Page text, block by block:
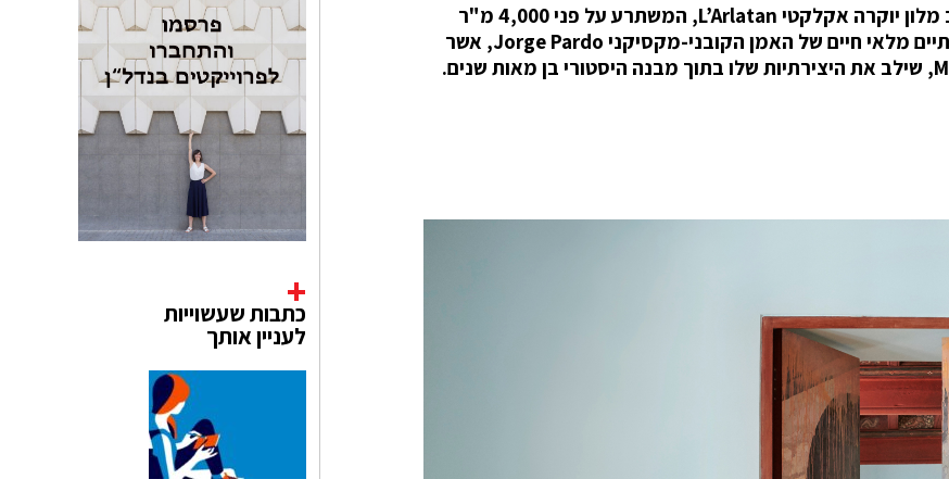
בעיירה הקטנה ושופעת היופי Arles בדרום צרפת, ניצב מלון יוקרה אקלקטי L’Arlatan, המשתרע על פני 4,000 מ"ר
ומהווה יצירת מופת שלימה: הוא מציג חללי פנים אמנותיים מלאי חיים של האמן הקובני-מקסיקני Jorge Pardo, אשר
כתבות שעשוייות
לעניין אותך